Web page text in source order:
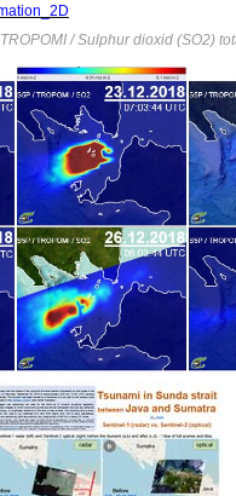
/ Sulphur dioxid (SO2)